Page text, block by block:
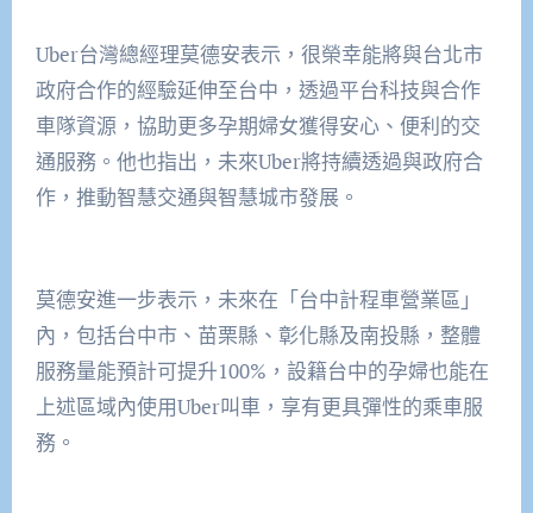
Uber台灣總經理莫德安表示，很榮幸能將與台北市
政府合作的經驗延伸至台中，透過平台科技與合作
車隊資源，協助更多孕期婦女獲得安心、便利的交
通服務。他也指出，未來Uber將持續透過與政府合
作，推動智慧交通與智慧城市發展。
莫德安進一步表示，未來在「台中計程車營業區」
內，包括台中市、苗栗縣、彰化縣及南投縣，整體
服務量能預計可提升100%，設籍台中的孕婦也能在
上述區域內使用Uber叫車，享有更具彈性的乘車服
務。